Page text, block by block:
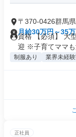
〒370-0426群馬
月給30万円～35万
資格 【必須】 大
迎 ※子育てママも
制服あり 業界未経
正社員